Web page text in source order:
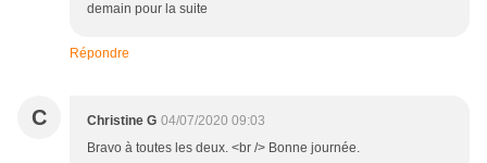
demain pour la suite
Répondre
C Christine G 04/07/2020 09:03
Bravo à toutes les deux. <br /> Bonne journée.